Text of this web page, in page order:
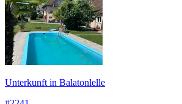
Unterkunft in Balatonlelle